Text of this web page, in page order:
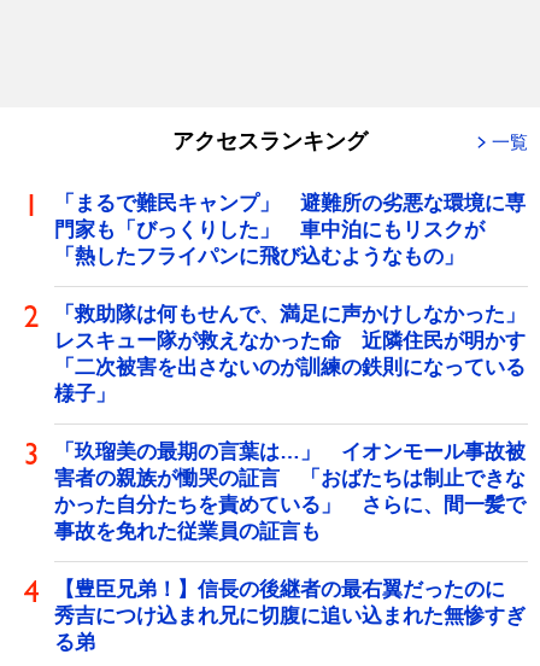
アクセスランキング 一覧
「まるで難民キャンプ」 避難所の劣悪な環境に専
門家も「びっくりした」 車中泊にもリスクが
「熱したフライパンに飛び込むようなもの」
「救助隊は何もせんで、満足に声かけしなかった」
レスキュー隊が救えなかった命 近隣住民が明かす
「二次被害を出さないのが訓練の鉄則になっている
様子」
「玖瑠美の最期の言葉は…」 イオンモール事故被
害者の親族が慟哭の証言 「おばたちは制止できな
かった自分たちを責めている」 さらに、間一髪で
事故を免れた従業員の証言も
【豊臣兄弟！】信長の後継者の最右翼だったのに
秀吉につけ込まれ兄に切腹に追い込まれた無惨すぎ
る弟